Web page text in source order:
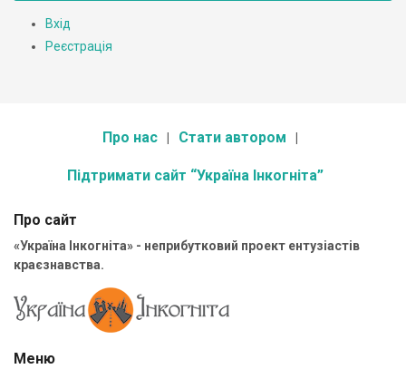
Вхід
Реєстрація
Про нас Стати автором
Підтримати сайт “Україна Інкогніта”
Про сайт
«Україна Інкогніта» - неприбутковий проект ентузіастів
краєзнавства.
Меню